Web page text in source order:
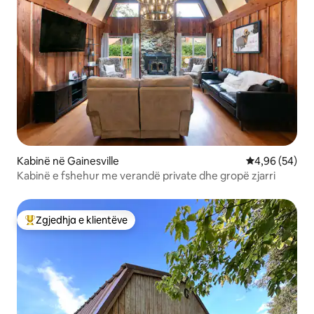
Kabinë në Gainesville Vlerësimi
4,96 (54)
Kabinë e fshehur me verandë private dhe gropë zjarri
Më të mirat e zgjedhjeve të klientëve
Zgjedhja e klientëve